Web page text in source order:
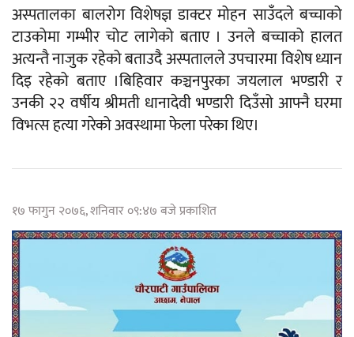
अस्पतालका बालरोग विशेषज्ञ डाक्टर मोहन साउँदले बच्चाको
टाउकोमा गम्भीर चोट लागेको बताए । उनले बच्चाको हालत
अत्यन्तै नाजुक रहेको बताउदै अस्पतालले उपचारमा विशेष ध्यान
दिइ रहेको बताए ।बिहिवार कञ्चनपुरका जयलाल भण्डारी र
उनकी २२ वर्षीय श्रीमती धानादेवी भण्डारी दिउँसो आफ्नै घरमा
विभत्स हत्या गरेको अवस्थामा फेला परेका थिए।
१७ फागुन २०७६, शनिवार ०९:४७ बजे प्रकाशित